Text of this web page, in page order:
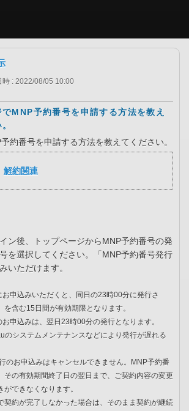
時 : 2022/08/05 10:00
MNP予約番号を申請する方法を教え
約番号を申請する方法を教えてください。
解約関連
ン後、トップページからMNP予約番号の発
を選択してください。「MNP予約番号発行
いただけます。
お申込みいただくと、同日の23時00分に発行さ
含む15日間が有効期限となります。
申込みは、翌日23時00分の発行となります。
システムメンテナンスなどにより発行が遅れる
のお申込みはキャンセルできません。MNP予約番
その有効期間終了日の翌日まで、ご契約内容の変更
できなくなります。
契約が完了しなかった場合は、そのまま契約が継続